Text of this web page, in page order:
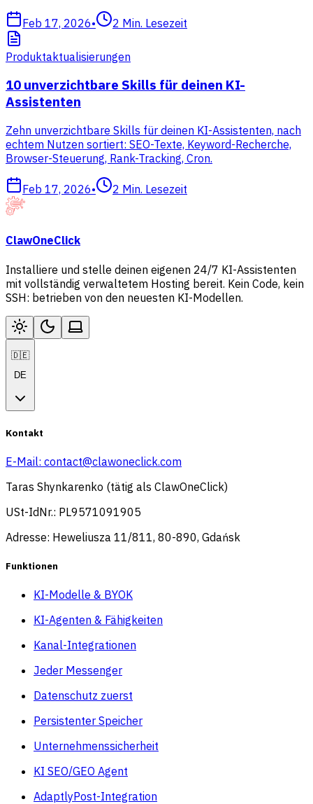
Feb 17, 2026• 2 Min. Lesezeit
Produktaktualisierungen
10 unverzichtbare Skills für deinen KI-
Assistenten
Zehn unverzichtbare Skills für deinen KI-Assistenten, nach
echtem Nutzen sortiert: SEO-Texte, Keyword-Recherche,
Browser-Steuerung, Rank-Tracking, Cron.
Feb 17, 2026• 2 Min. Lesezeit
ClawOneClick
Installiere und stelle deinen eigenen 24/7 KI-Assistenten
mit vollständig verwaltetem Hosting bereit. Kein Code, kein
SSH: betrieben von den neuesten KI-Modellen.
🇩🇪
DE
Kontakt
E-Mail: contact@clawoneclick.com
Taras Shynkarenko (tätig als ClawOneClick)
USt-IdNr.: PL9571091905
Adresse: Heweliusza 11/811, 80-890, Gdańsk
Funktionen
KI-Modelle & BYOK
KI-Agenten & Fähigkeiten
Kanal-Integrationen
Jeder Messenger
Datenschutz zuerst
Persistenter Speicher
Unternehmenssicherheit
KI SEO/GEO Agent
AdaptlyPost-Integration